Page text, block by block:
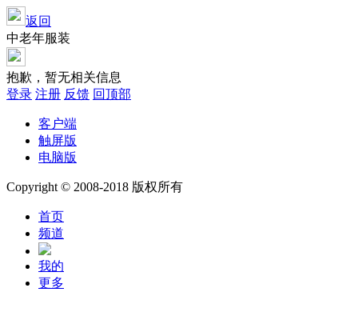
返回
中老年服装
抱歉，暂无相关信息
登录 注册 反馈 回顶部
客户端
触屏版
电脑版
Copyright © 2008-2018 版权所有
首页
频道
我的
更多